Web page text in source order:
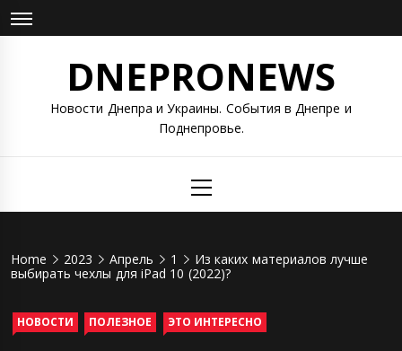
Skip
to
DNEPRONEWS
Новости Днепра и Украины. События в Днепре и
Поднепровье.
Menu
Home 2023 Апрель 1
Из каких материалов лучше
выбирать чехлы для iPad 10 (2022)?
НОВОСТИ ПОЛЕЗНОЕ ЭТО ИНТЕРЕСНО